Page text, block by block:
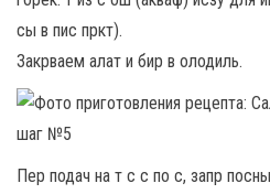
сы в пис пркт).
Закрваем алат и бир в олодиль.
Пер подач на т с с по с, запр